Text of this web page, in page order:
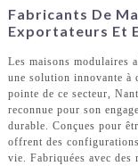
Fabricants De
Exportateurs Et
Les maisons modulaires
une solution innovante à
pointe de ce secteur,
reconnue pour son
durable. Conçues pour
offrent des
vie. Fabriquées avec des